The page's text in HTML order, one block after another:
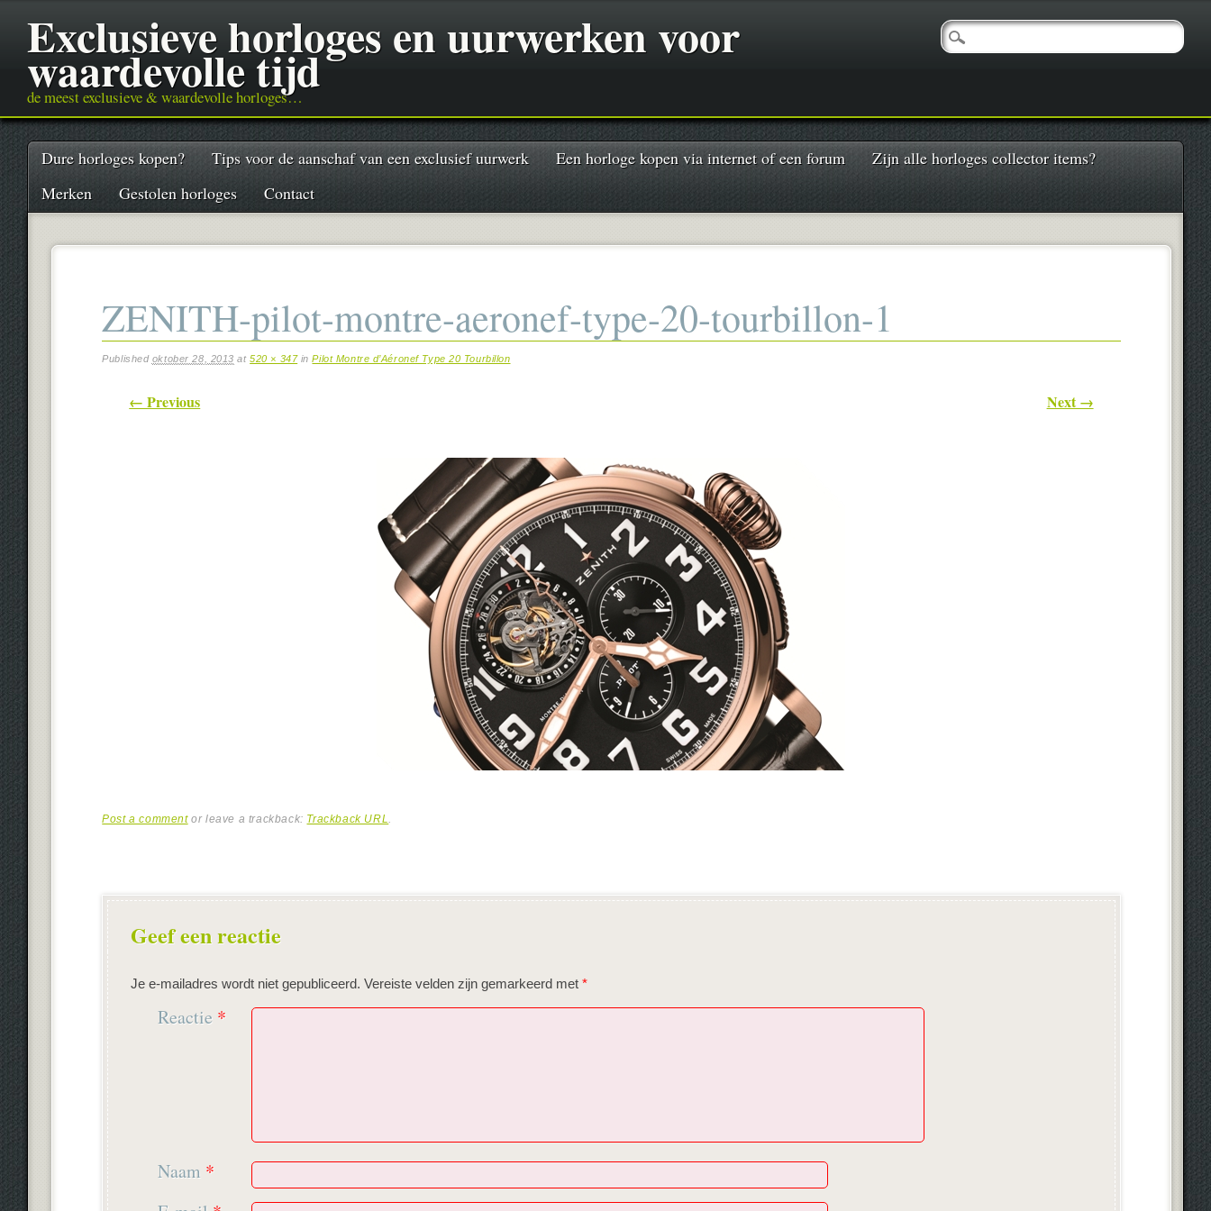
Exclusieve horloges en uurwerken voor
waardevolle tijd
de meest exclusieve & waardevolle horloges…
Main menu
Skip
content
Dure horloges kopen? Tips voor de aanschaf van een exclusief uurwerk Een horloge kopen via internet of een forum
Zijn alle horloges collector items?
Merken
Gestolen horloges Contact
ZENITH-pilot-montre-aeronef-type-20-tourbillon-1
Published oktober 28, 2013 at520 × 347inPilot Montre d’Aéronef Type 20 Tourbillon
← Previous Next →
Post a commentor leave a trackback: Trackback URL.
Geef een reactie
Je e-mailadres wordt niet gepubliceerd. Vereiste velden zijn gemarkeerd met*
Reactie *
Naam *